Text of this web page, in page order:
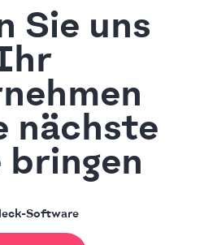
Sie uns
nächste
Software